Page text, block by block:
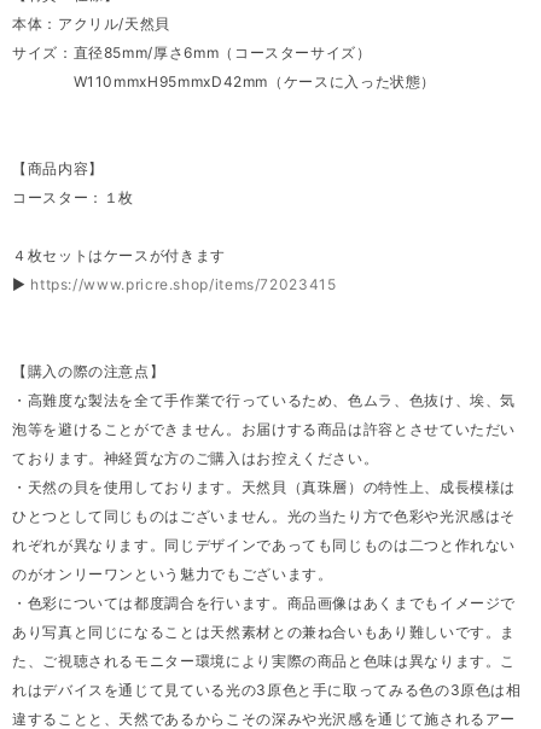
本体：アクリル/天然貝
サイズ：直径85mm/厚さ6mm（コースターサイズ）
W110mmxH95mmxD42mm（ケースに入った状態）
【商品内容】
コースター：１枚
４枚セットはケースが付きます
▶ https://www.pricre.shop/items/72023415
【購入の際の注意点】
・高難度な製法を全て手作業で行っているため、色ムラ、色抜け、埃、気
泡等を避けることができません。お届けする商品は許容とさせていただい
ております。神経質な方のご購入はお控えください。
・天然の貝を使用しております。天然貝（真珠層）の特性上、成長模様は
ひとつとして同じものはございません。光の当たり方で色彩や光沢感はそ
れぞれが異なります。同じデザインであっても同じものは二つと作れない
のがオンリーワンという魅力でもございます。
・色彩については都度調合を行います。商品画像はあくまでもイメージで
あり写真と同じになることは天然素材との兼ね合いもあり難しいです。ま
た、ご視聴されるモニター環境により実際の商品と色味は異なります。こ
れはデバイスを通じて見ている光の3原色と手に取ってみる色の3原色は相
違することと、天然であるからこその深みや光沢感を通じて施されるアー